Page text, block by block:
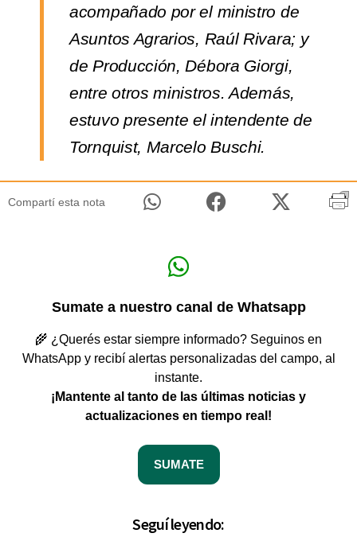
acompañado por el ministro de
Asuntos Agrarios, Raúl Rivara; y
de Producción, Débora Giorgi,
entre otros ministros. Además,
estuvo presente el intendente de
Tornquist, Marcelo Buschi.
Compartí esta nota
Sumate a nuestro canal de Whatsapp
🌾 ¿Querés estar siempre informado? Seguinos en
WhatsApp y recibí alertas personalizadas del campo, al
instante.
¡Mantente al tanto de las últimas noticias y
actualizaciones en tiempo real!
SUMATE
Seguí leyendo: